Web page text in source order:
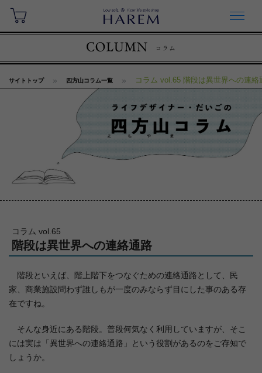
サイトトップ 四方山コラム一覧 コラム vol.65 階段は異世界への連絡
コラム vol.65
階段は異世界への連絡通路
階段といえば、階上階下をつなぐための連絡通路として、民
家、商業施設問わず誰しもが一度のみならず目にした事のある存
在ですね。
そんな身近にある階段。普段何気なく利用していますが、そこ
には実は「異世界への連絡通路」という役割があるのをご存知で
しょうか。